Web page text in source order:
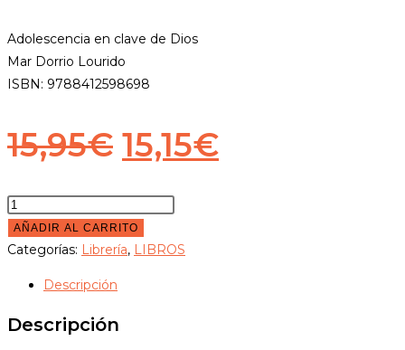
Adolescencia en clave de Dios
Mar Dorrio Lourido
ISBN: 9788412598698
15,95€ El
original
era:
15,15€El
Adolescencia
en
clave
cantidad
AÑADIR AL CARRITO
Categorías: Librería, LIBROS
Descripción
Descripción